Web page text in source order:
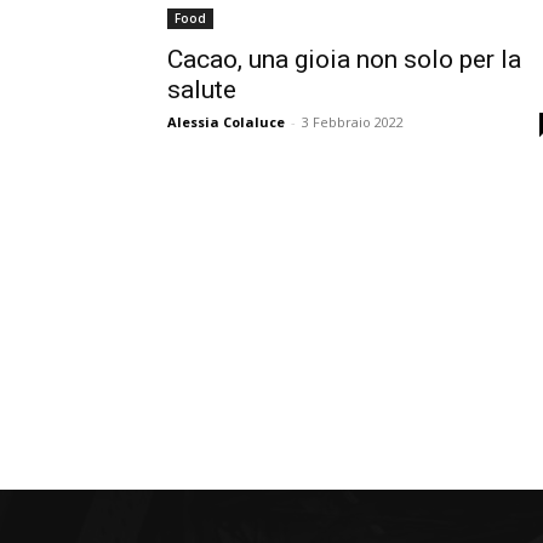
Food
Cacao, una gioia non solo per la
salute
Alessia Colaluce - 3 Febbraio 2022